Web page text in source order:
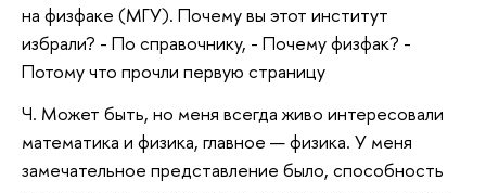
на физфаке (МГУ). Почему вы этот институт
избрали? - По справочнику, - Почему физфак? -
Потому что прочли первую страницу
Ч. Может быть, но меня всегда живо интересовали
математика и физика, главное — физика. У меня
замечательное представление было, способность